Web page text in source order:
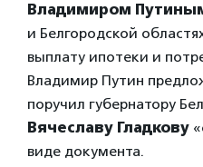
Владимиром
и Белгородской
выплату ипотеки и
Владимир Путин
поручил губернатору
Вячеславу Гладкову
виде документа.